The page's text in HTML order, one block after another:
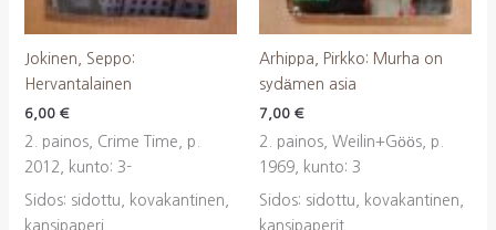
Jokinen, Seppo:
Hervantalainen
6,00 €
2. painos, Crime Time, p.
2012, kunto: 3-
Sidos: sidottu, kovakantinen,
kansipaperi
Arhippa, Pirkko: Murha on
sydämen asia
7,00 €
2. painos, Weilin+Göös, p.
1969, kunto: 3
Sidos: sidottu, kovakantinen,
kansipaperit